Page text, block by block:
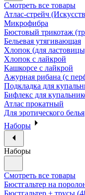
Смотреть все товары
Атлас-стрейч
Микрофибра
Бюстовый трикотаж
Бельевая утягивающая
Хлопок (для
Хлопок с лайкрой
Кашкорсе с лайкрой
Ажурная рибана (с
Подкладка для
Бифлекс для
Атлас прокатный
Для эротического белья
Наборы
Наборы
Смотреть все товары
Бюстгальтер на
Бюстгальтер + трусы